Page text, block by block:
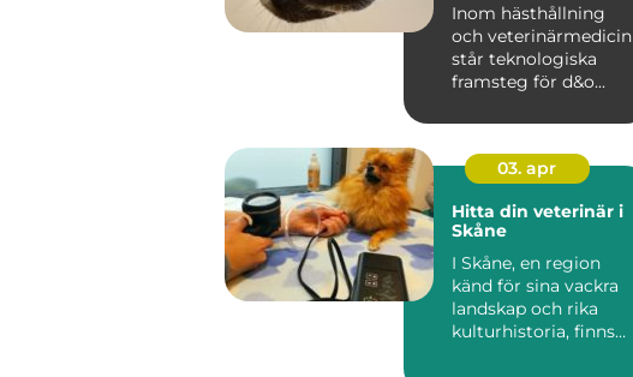
välbefinnande
Inom hästhållning
och veterinärmedicin
står teknologiska
framsteg för d&o...
03. apr
Hitta din veterinär i
Skåne
I Skåne, en region
känd för sina vackra
landskap och rika
kulturhistoria, finns